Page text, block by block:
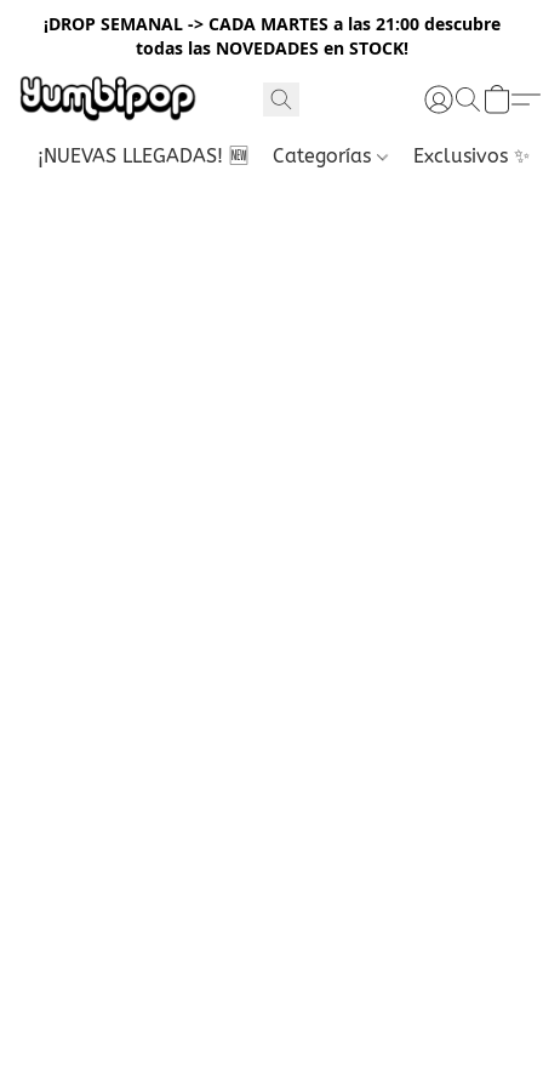
¡DROP SEMANAL -> CADA MARTES a las 21:00 descubre
todas las NOVEDADES en STOCK!
¡NUEVAS LLEGADAS! 🆕 Categorías Exclusivos ✨